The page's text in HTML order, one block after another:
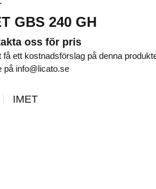
GBS 240 GH
oss för pris
få ett kostnadsförslag på denna
på info@licato.se
IMET